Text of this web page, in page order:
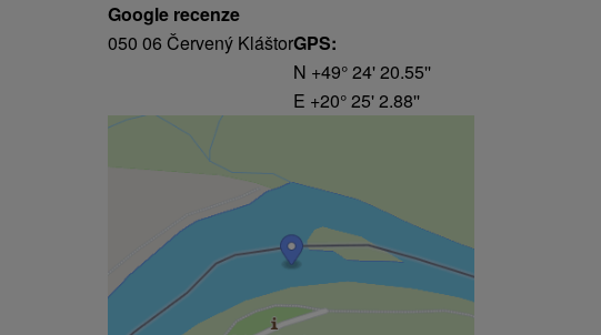
Google recenze
050 06 Červený KláštorGPS:
N +49° 24' 20.55''
E +20° 25' 2.88''